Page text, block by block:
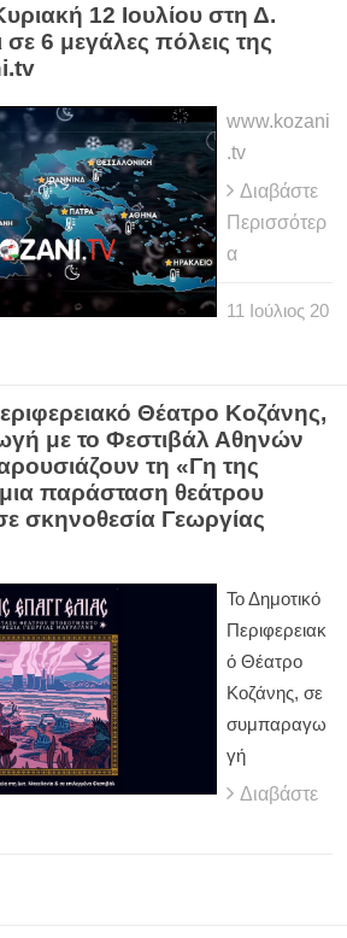
12 Ιουλίου στη Δ.
6 μεγάλες πόλεις της
www.kozani
.tv
Διαβάστε
Περισσότερ
α
11 Ιούλιος 20
Θέατρο Κοζάνης,
με το Φεστιβάλ Αθηνών
τη «Γη της
παράσταση θεάτρου
σκηνοθεσία Γεωργίας
Το Δημοτικό
Περιφερειακ
ό Θέατρο
Κοζάνης, σε
συμπαραγω
γή
Διαβάστε